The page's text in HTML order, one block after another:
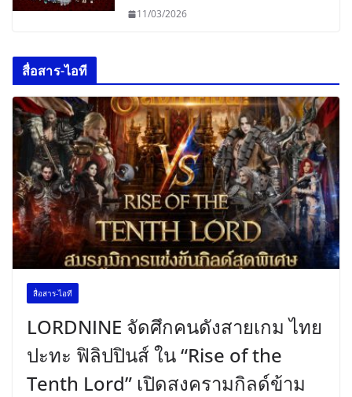
11/03/2026
สื่อสาร-ไอที
สื่อสาร-ไอที
LORDNINE จัดศึกคนดังสายเกม ไทย
ปะทะ ฟิลิปปินส์ ใน “Rise of the
Tenth Lord” เปิดสงครามกิลด์ข้าม